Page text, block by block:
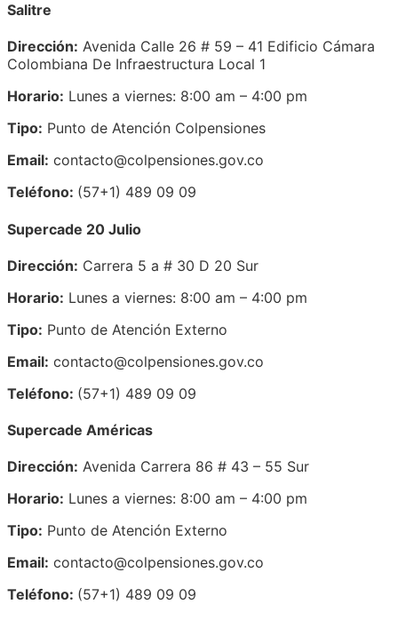
Salitre
Dirección: Avenida Calle 26 # 59 – 41 Edificio Cámara
Colombiana De Infraestructura Local 1
Horario: Lunes a viernes: 8:00 am – 4:00 pm
Tipo: Punto de Atención Colpensiones
Email: contacto@colpensiones.gov.co
Teléfono: (57+1) 489 09 09
Supercade 20 Julio
Dirección: Carrera 5 a # 30 D 20 Sur
Horario: Lunes a viernes: 8:00 am – 4:00 pm
Tipo: Punto de Atención Externo
Email: contacto@colpensiones.gov.co
Teléfono: (57+1) 489 09 09
Supercade Américas
Dirección: Avenida Carrera 86 # 43 – 55 Sur
Horario: Lunes a viernes: 8:00 am – 4:00 pm
Tipo: Punto de Atención Externo
Email: contacto@colpensiones.gov.co
Teléfono: (57+1) 489 09 09